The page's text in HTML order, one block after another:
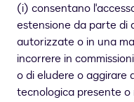
(i) consentano
estensione da parte di
autorizzate o in una
incorrere in
o di eludere o aggirare
tecnologica presente